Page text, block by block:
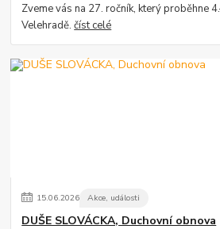
Zveme vás na 27. ročník, který proběhne
Velehradě.číst celé
15.06.2026 Akce, události
DUŠE SLOVÁCKA, Duchovní obnova